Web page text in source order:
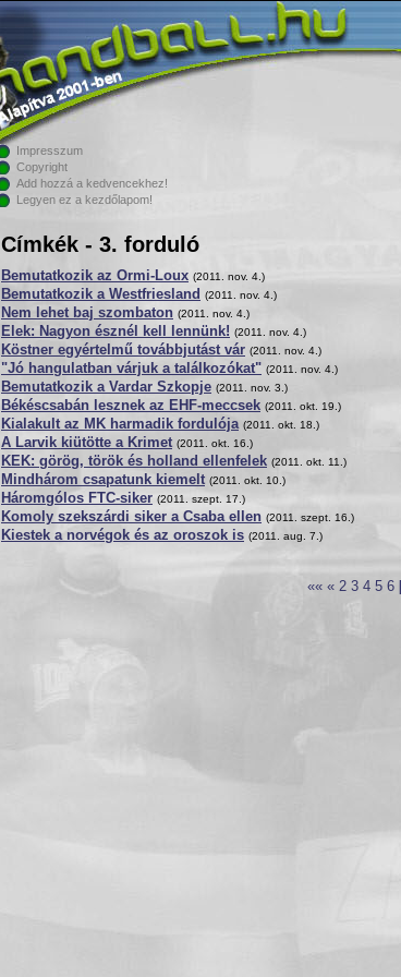
Impresszum
Copyright
Add hozzá a kedvencekhez!
Legyen ez a kezdőlapom!
Címkék - 3. forduló
Bemutatkozik az Ormi-Loux (2011. nov. 4.)
Bemutatkozik a Westfriesland (2011. nov. 4.)
Nem lehet baj szombaton (2011. nov. 4.)
Elek: Nagyon észnél kell lennünk! (2011. nov. 4.)
Köstner egyértelmű továbbjutást vár (2011. nov. 4.)
"Jó hangulatban várjuk a találkozókat" (2011. nov. 4.)
Bemutatkozik a Vardar Szkopje (2011. nov. 3.)
Békéscsabán lesznek az EHF-meccsek (2011. okt. 19.)
Kialakult az MK harmadik fordulója (2011. okt. 18.)
A Larvik kiütötte a Krimet (2011. okt. 16.)
KEK: görög, török és holland ellenfelek (2011. okt. 11.)
Mindhárom csapatunk kiemelt (2011. okt. 10.)
Háromgólos FTC-siker (2011. szept. 17.)
Komoly szekszárdi siker a Csaba ellen (2011. szept. 16.)
Kiestek a norvégok és az oroszok is (2011. aug. 7.)
«« « 2 3 4 5 6